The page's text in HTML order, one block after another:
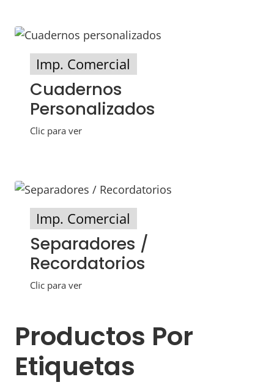
Imp. Comercial
Cuadernos
Personalizados
Clic para ver
Imp. Comercial
Separadores /
Recordatorios
Clic para ver
Productos Por
Etiquetas